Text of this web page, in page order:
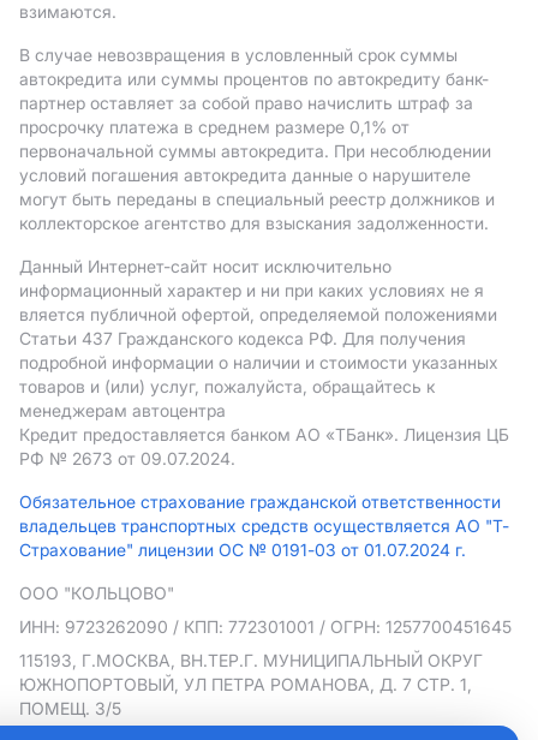
взимаются.
В случае невозвращения в условленный срок суммы
автокредита или суммы процентов по автокредиту банк-
партнер оставляет за собой право начислить штраф за
просрочку платежа в среднем размере 0,1% от
первоначальной суммы автокредита. При несоблюдении
условий погашения автокредита данные о нарушителе
могут быть переданы в специальный реестр должников и
коллекторское агентство для взыскания задолженности.
Данный Интернет-сайт носит исключительно
информационный характер и ни при каких условиях не я
вляется публичной офертой, определяемой положениями
Статьи 437 Гражданского кодекса РФ. Для получения
подробной информации о наличии и стоимости указанных
товаров и (или) услуг, пожалуйста, обращайтесь к
менеджерам автоцентра
Кредит предоставляется банком АO «ТБанк». Лицензия ЦБ
РФ № 2673 от 09.07.2024.
Обязательное страхование гражданской ответственности
владельцев транспортных средств осуществляется АО "Т-
Страхование" лицензии ОС № 0191-03 от 01.07.2024 г.
ООО "КОЛЬЦОВО"
ИНН: 9723262090 / КПП: 772301001 / ОГРН: 1257700451645
115193, Г.МОСКВА, ВН.ТЕР.Г. МУНИЦИПАЛЬНЫЙ ОКРУГ
ЮЖНОПОРТОВЫЙ, УЛ ПЕТРА РОМАНОВА, Д. 7 СТР. 1,
ПОМЕЩ. 3/5